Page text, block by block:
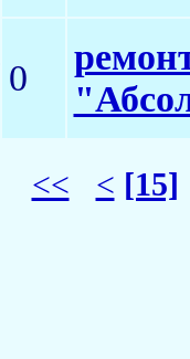
0
<< < [15]